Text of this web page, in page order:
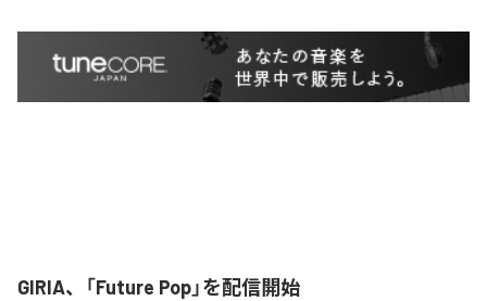
GIRIA、「Future Pop」を配信開始